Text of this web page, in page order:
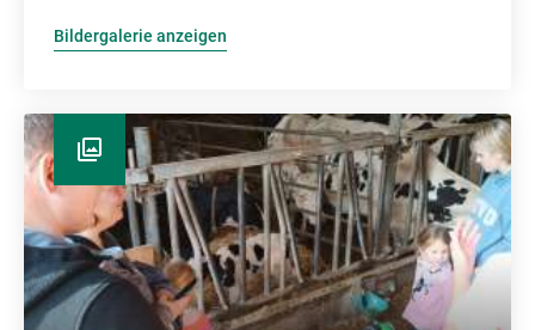
Bildergalerie anzeigen